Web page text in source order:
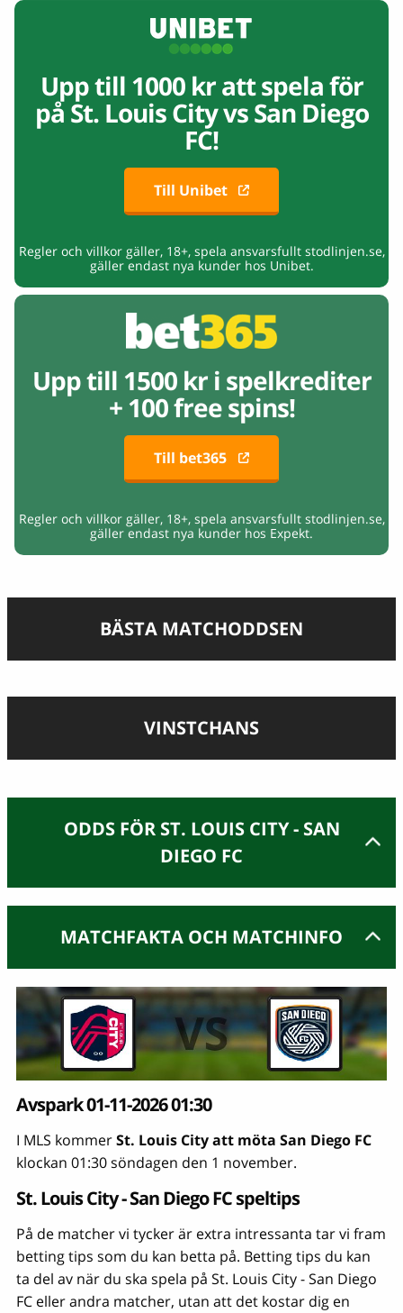
Upp till 1000 kr att spela för
påSt. Louis City vs San Diego
FC!
Till Unibet
Regler och villkor gäller, 18+, spela ansvarsfullt stodlinjen.se,
gäller endast nya kunder hos Unibet.
Upp till 1500 kr i spelkrediter
+ 100 free spins!
Till bet365
Regler och villkor gäller, 18+, spela ansvarsfullt stodlinjen.se,
gäller endast nya kunder hos Expekt.
BÄSTA MATCHODDSEN
VINSTCHANS
ODDS FÖR ST. LOUIS CITY - SAN
DIEGO FC
MATCHFAKTA OCH MATCHINFO
Avspark 01-11-2026 01:30
I MLS kommerSt. Louis City att möta San Diego FC
klockan 01:30 söndagen den 1 november.
St. Louis City - San Diego FC speltips
På de matcher vi tycker är extra intressanta tar vi fram
betting tips som du kan betta på. Betting tips du kan
ta del av när du ska spela på St. Louis City - San Diego
FC eller andra matcher, utan att det kostar dig en